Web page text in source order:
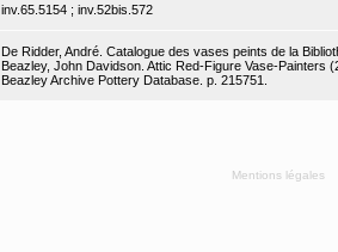
inv.65.5154 ; inv.52bis.572
De Ridder, André. Catalogue des vases peints de la
Beazley, John Davidson. Attic Red-Figure Vase-Painters
Beazley Archive Pottery Database. p. 215751.
Mentions légales